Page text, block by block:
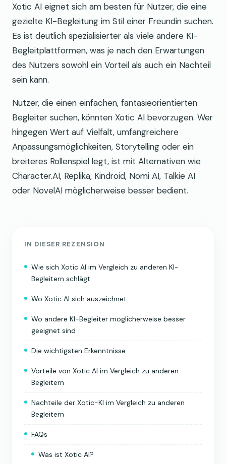
Xotic AI eignet sich am besten für Nutzer, die eine
gezielte KI-Begleitung im Stil einer Freundin suchen.
Es ist deutlich spezialisierter als viele andere KI-
Begleitplattformen, was je nach den Erwartungen
des Nutzers sowohl ein Vorteil als auch ein Nachteil
sein kann.
Nutzer, die einen einfachen, fantasieorientierten
Begleiter suchen, könnten Xotic AI bevorzugen. Wer
hingegen Wert auf Vielfalt, umfangreichere
Anpassungsmöglichkeiten, Storytelling oder ein
breiteres Rollenspiel legt, ist mit Alternativen wie
Character.AI, Replika, Kindroid, Nomi AI, Talkie AI
oder NovelAI möglicherweise besser bedient.
IN DIESER REZENSION
Wie sich Xotic AI im Vergleich zu anderen KI-
Begleitern schlägt
Wo Xotic AI sich auszeichnet
Wo andere KI-Begleiter möglicherweise besser
geeignet sind
Die wichtigsten Erkenntnisse
Vorteile von Xotic AI im Vergleich zu anderen
Begleitern
Nachteile der Xotic-KI im Vergleich zu anderen
Begleitern
FAQs
Was ist Xotic AI?